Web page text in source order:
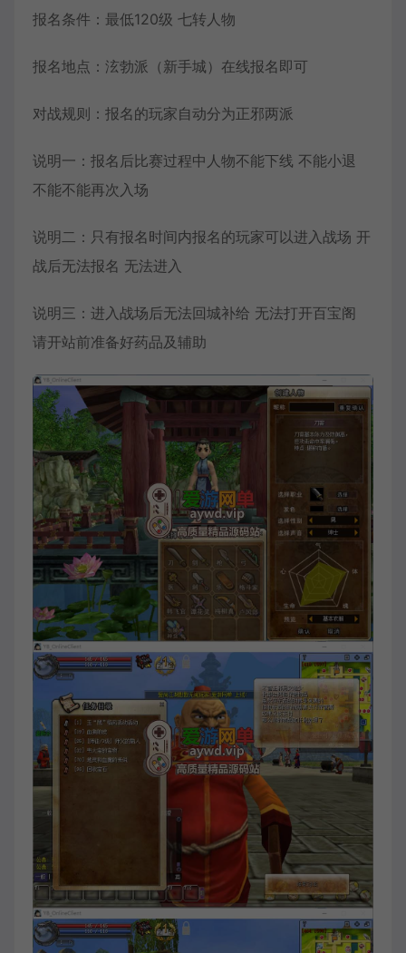
报名条件：最低120级 七转人物
报名地点：泫勃派（新手城）在线报名即可
对战规则：报名的玩家自动分为正邪两派
说明一：报名后比赛过程中人物不能下线 不能小退
不能不能再次入场
说明二：只有报名时间内报名的玩家可以进入战场 开
战后无法报名 无法进入
说明三：进入战场后无法回城补给 无法打开百宝阁
请开站前准备好药品及辅助